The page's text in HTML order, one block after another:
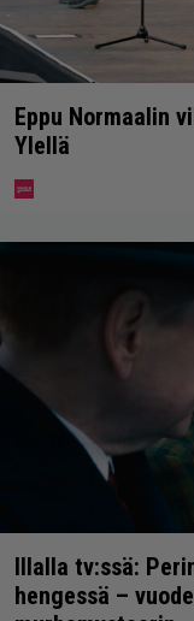
Eppu Normaalin
Ylellä
Illalla tv:ssä:
hengessä –